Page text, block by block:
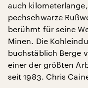
auch
pechschwarze
berühmt für seine
Minen. Die
buchstäblich Berge
einer der größten
seit 1983. Chris